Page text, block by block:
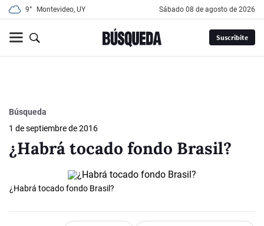
9° Montevideo, UY sábado 08 de agosto de 2026
Suscribite
Búsqueda
1 de septiembre de 2016
¿Habrá tocado fondo Brasil?
¿Habrá tocado fondo Brasil?